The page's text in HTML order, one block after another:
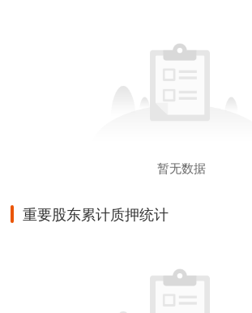
暂无数据
重要股东累计质押统计